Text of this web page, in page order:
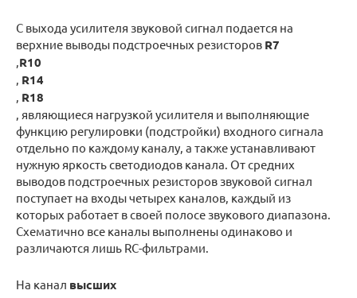
С выхода усилителя звуковой сигнал подается на
верхние выводы подстроечных резисторов R7
,R10
, R14
, R18
, являющиеся нагрузкой усилителя и выполняющие
функцию регулировки (подстройки) входного сигнала
отдельно по каждому каналу, а также устанавливают
нужную яркость светодиодов канала. От средних
выводов подстроечных резисторов звуковой сигнал
поступает на входы четырех каналов, каждый из
которых работает в своей полосе звукового диапазона.
Схематично все каналы выполнены одинаково и
различаются лишь RC-фильтрами.
На канал высших